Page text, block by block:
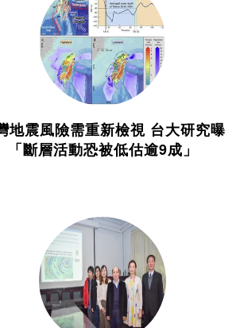
地震風險需重新檢視 台大研究曝
「斷層活動恐被低估逾9成」